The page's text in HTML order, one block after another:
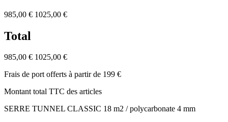
985,00 € 1025,00 €
Total
985,00 € 1025,00 €
Frais de port offerts à partir de 199 €
Montant total TTC des articles
SERRE TUNNEL CLASSIC 18 m2 / polycarbonate 4 mm